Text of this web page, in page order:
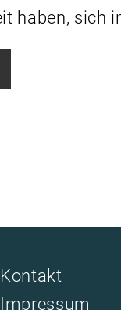
haben, sich
Kontakt
Impressum